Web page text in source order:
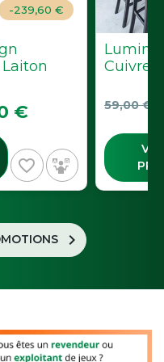
-239,60 €
€
favorite_border
Cuivre
Prix de
59,00 €
chevron_right